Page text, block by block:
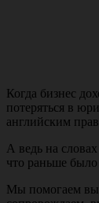
Когда бизнес
потеряться в
английским
А ведь на
что раньше
Мы помогаем